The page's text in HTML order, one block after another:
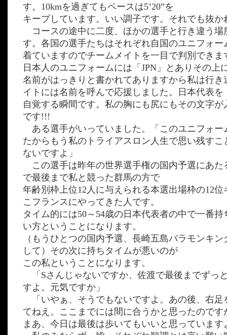
す。10kmを過ぎてもペースは5’20”を
キープしています。いい調子です。それでも抜か
コースの途中に二度、ほかの選手と行き違う場
す。各国の選手たちはそれぞれ自国のユニフォー
着ていますのでチームメイトを一目で判別でき
日本人のユニフォームには「JPN」とありその上
名前がはっきりと書かれてありますから私は行き
イトには名前を呼んで応援しました。日本代表を
自覚する瞬間です。私の胸にも尻にもその文字が
です!!!
ある選手がいっていました。「このユニフォー
たからもう私のトライアスロン人生で思い残すこ
ないですよ」
この選手は昨年の世界選手権の国内予選にあた
で最後まで私と競った群馬の方で
年齢別枠上位12人に与えられる本選出場枠の12位
こフランスにやってきた人です。
タイム的には50～54歳の日本代表者の中で一番持
い方ということになります。
（もうひとつの国内予選、長崎五島バラモンキ
して）その次に持ちタイムが悪いのが
この私ということになります。
「Sさんじゃないですか、佐渡で最後までずっ
すよ。元気ですか」
「いやぁ、そうでもないですよ。あの後、右足
てねえ。ここまでには間に合うかと思ったのです
まあ、今日は最後は歩いてもいいと思っています